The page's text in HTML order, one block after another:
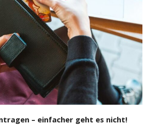
– einfacher geht es nicht!